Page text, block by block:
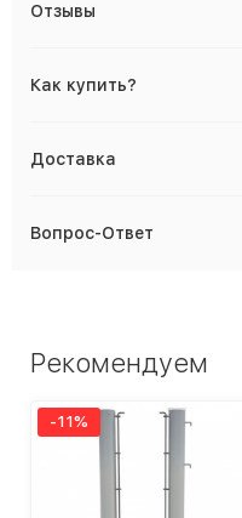
Отзывы
Как купить?
Доставка
Вопрос-Ответ
Рекомендуем
-11%